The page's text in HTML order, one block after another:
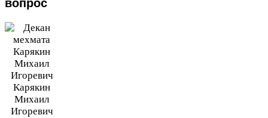
вопрос
Карякин
Михаил
Игоревич